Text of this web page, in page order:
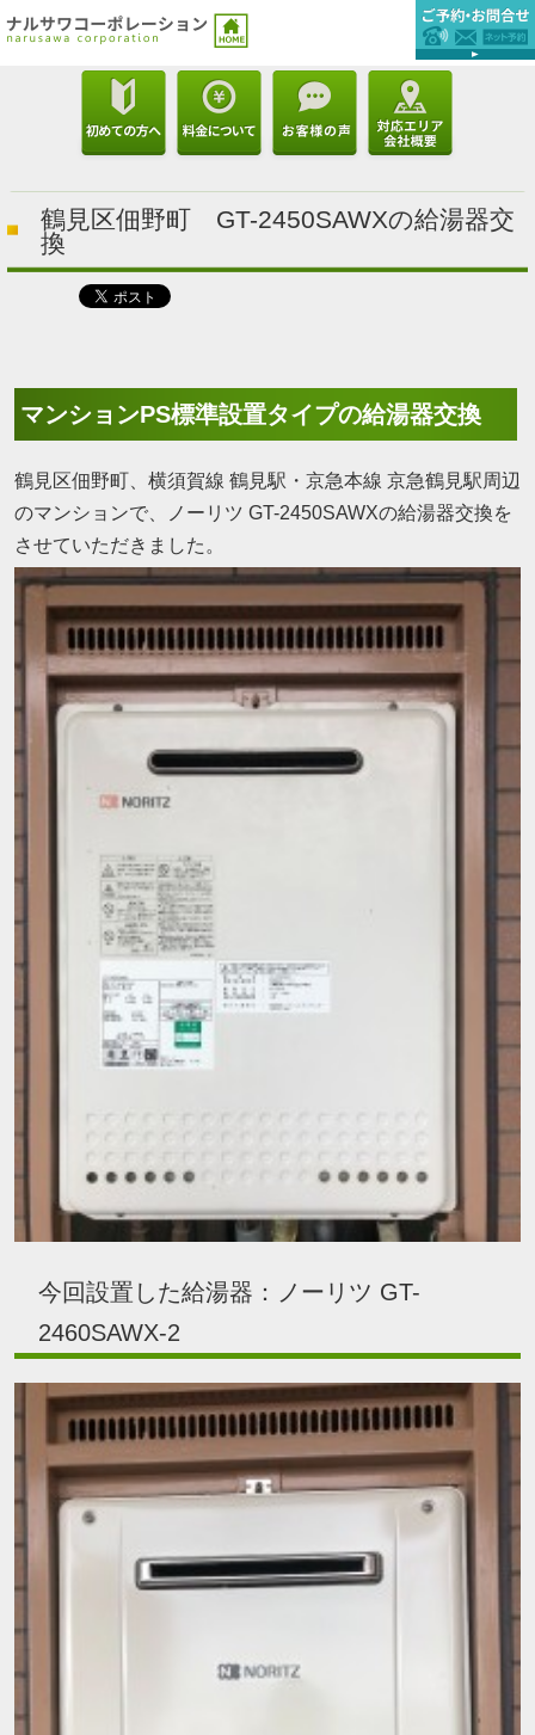
鶴見区佃野町 GT-2450SAWXの給湯器交
換
マンションPS標準設置タイプの給湯器交換
鶴見区佃野町、横須賀線 鶴見駅・京急本線 京急鶴見駅周辺
のマンションで、ノーリツ GT-2450SAWXの給湯器交換を
させていただきました。
今回設置した給湯器：ノーリツ GT-
2460SAWX-2